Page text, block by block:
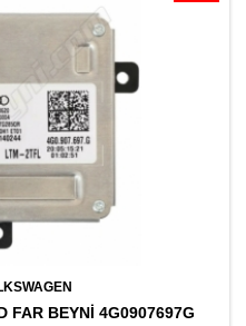
FAR BEYNI 4G0907697G